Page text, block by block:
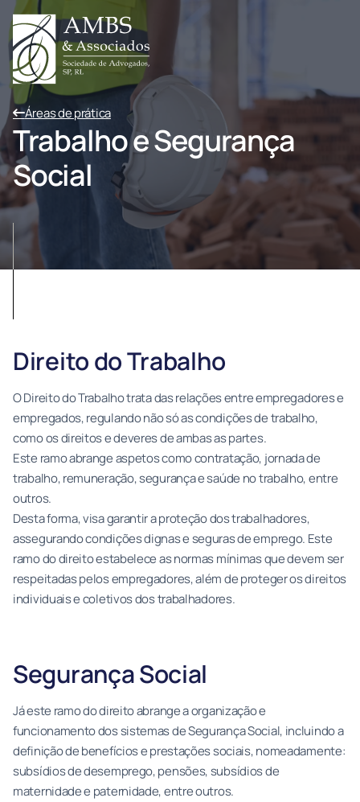
Áreas de prática
Trabalho e Segurança
Social
Direito do Trabalho
O Direito do Trabalho trata das relações entre empregadores e
empregados, regulando não só as condições de trabalho,
como os direitos e deveres de ambas as partes.
Este ramo abrange aspetos como contratação, jornada de
trabalho, remuneração, segurança e saúde no trabalho, entre
outros.
Desta forma, visa garantir a proteção dos trabalhadores,
assegurando condições dignas e seguras de emprego. Este
ramo do direito estabelece as normas mínimas que devem ser
respeitadas pelos empregadores, além de proteger os direitos
individuais e coletivos dos trabalhadores.
Segurança Social
Já este ramo do direito abrange a organização e
funcionamento dos sistemas de Segurança Social, incluindo a
definição de benefícios e prestações sociais, nomeadamente:
subsídios de desemprego, pensões, subsídios de
maternidade e paternidade, entre outros.